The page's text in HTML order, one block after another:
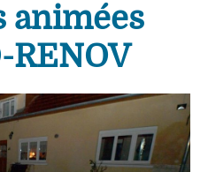
animées
RENOV